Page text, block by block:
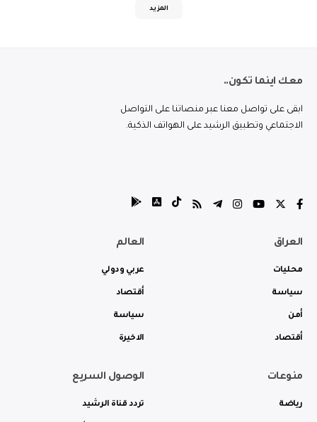
المزيد
معك اينما تكون..
ابقى على تواصل معنا عبر منصاتنا على التواصل
الاجتماعي وتطبيق الرشيد على الهواتف الذكية.
العراق
محليات
سياسة
أمن
أقتصاد
العالم
عربي ودولي
أقتصاد
سياسة
الاخيرة
منوعات
رياضة
الوصول السريع
تردد قناة الرشيد